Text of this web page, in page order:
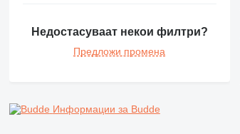
Недостасуваат некои филтри?
Предложи промена
Информации за Budde